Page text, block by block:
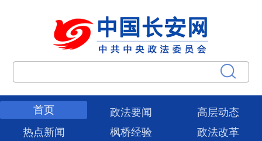
首页 政法要闻
高层动态
热点新闻
枫桥经验
政法改革